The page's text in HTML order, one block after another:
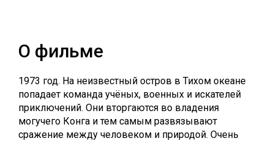
О фильме
1973 год. На неизвестный остров в Тихом океане
попадает команда учёных, военных и искателей
приключений. Они вторгаются во владения
могучего Конга и тем самым развязывают
сражение между человеком и природой. Очень